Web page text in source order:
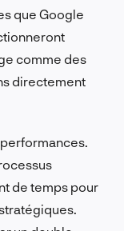
que Google
comme des
directement
de temps pour